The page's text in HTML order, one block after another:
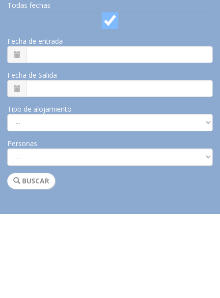
Todas fechas
Fecha de entrada
Fecha de Salida
Tipo de alojamiento
Personas
BUSCAR